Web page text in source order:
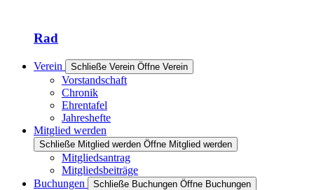
Rad
Verein Schließe Verein Öffne Verein
Vorstandschaft
Chronik
Ehrentafel
Jahreshefte
Mitglied werden
Schließe Mitglied werden Öffne Mitglied werden
Mitgliedsantrag
Mitgliedsbeiträge
Buchungen
Schließe Buchungen Öffne Buchungen